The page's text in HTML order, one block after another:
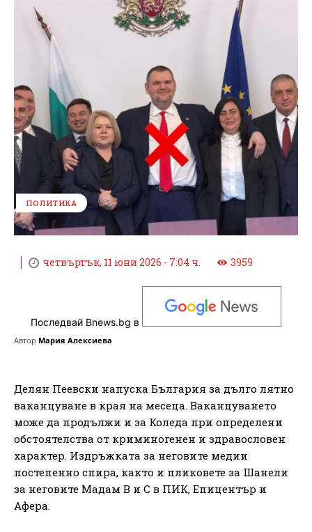
ПОЛИТИКА
четвъртък, 11 юни 2026 - 7:04 ч. 3959
Последвай Bnews.bg в
Автор Мария Алексиева
Делян Пеевски напуска България за дълго лятно
ваканцуване в края на месеца. Ваканцуването
може да продължи и за Коледа при определени
обстоятелства от криминогенен и здравословен
характер. Издръжката за неговите медии
постепенно спира, както и пликовете за Шанели
за неговите Мадам В и С в ПИК, Епицентър и
Афера.